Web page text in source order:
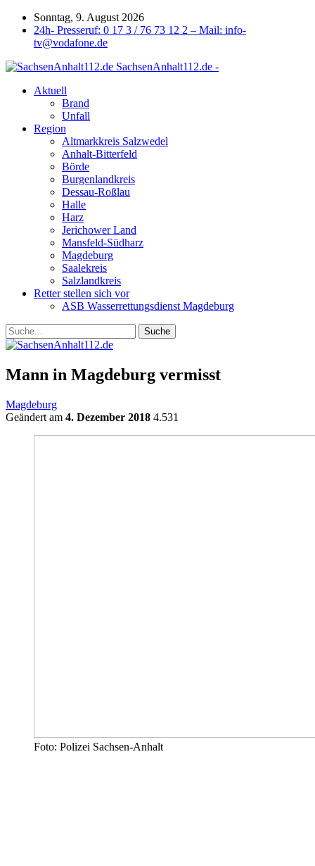
Sonntag, 9. August 2026
24h- Presseruf: 0 17 3 / 76 73 12 2 – Mail: info-
tv@vodafone.de
SachsenAnhalt112.de -
Aktuell
Brand
Unfall
Region
Altmarkkreis Salzwedel
Anhalt-Bitterfeld
Börde
Burgenlandkreis
Dessau-Roßlau
Halle
Harz
Jerichower Land
Mansfeld-Südharz
Magdeburg
Saalekreis
Salzlandkreis
Retter stellen sich vor
ASB Wasserrettungsdienst Magdeburg
Mann in Magdeburg vermisst
Magdeburg
Geändert am 4. Dezember 2018 4.531
Foto: Polizei Sachsen-Anhalt